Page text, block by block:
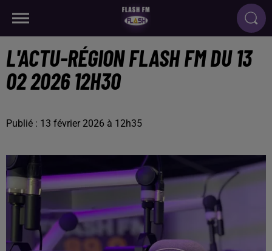
L'ACTU-RÉGION FLASH FM DU 13
02 2026 12H30
Publié : 13 février 2026 à 12h35